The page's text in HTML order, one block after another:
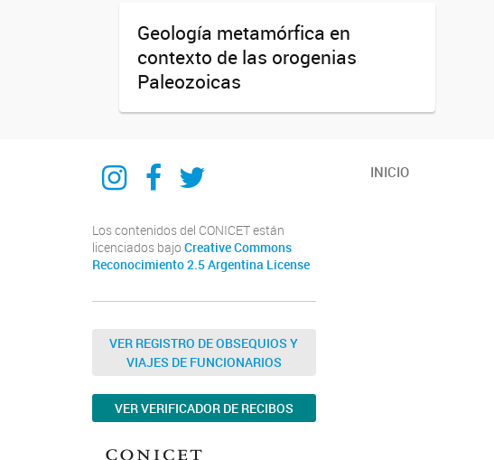
Geología metamórfica en
contexto de las orogenias
Paleozoicas
IIPGIIPG
IIPG
Los contenidos del CONICET están
licenciados bajo Creative Commons
Reconocimiento 2.5 Argentina License
VER REGISTRO DE OBSEQUIOS Y
VIAJES DE FUNCIONARIOS
VER VERIFICADOR DE RECIBOS
INICIO